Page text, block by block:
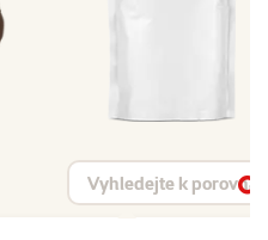
Vyhledat produkt